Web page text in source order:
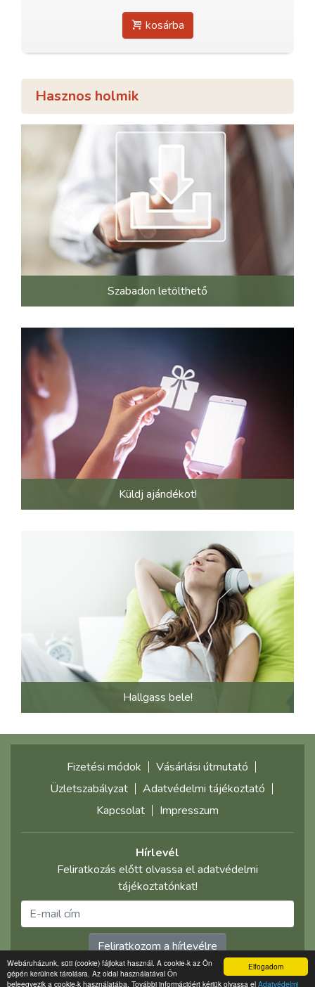
Elfogadom
Webáruházunk, süti (cookie) fájlokat használ. A cookie-k az Ön
gépén kerülnek tárolásra. Az oldal használatával Ön
beleegyezik a cookie-k használatába. További információért kérjük olvassa el Adatvédelmi
kosárba
Hasznos holmik
Szabadon letölthető
Küldj ajándékot!
Hallgass bele!
Fizetési módok
Vásárlási útmutató
Üzletszabályzat
Adatvédelmi tájékoztató
Kapcsolat
Impresszum
Hírlevél
Feliratkozás előtt olvassa el adatvédelmi
tájékoztatónkat!
Feliratkozom a hírlevélre
©2021 multimediaplaza.com